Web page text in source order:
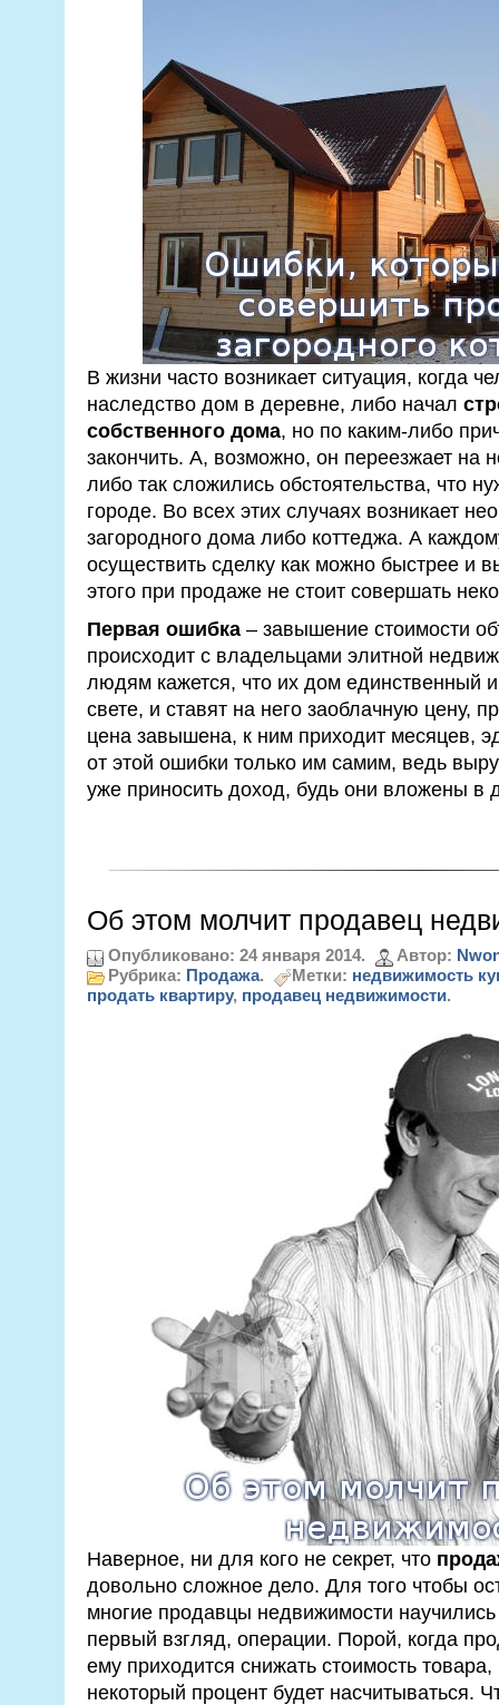
В жизни часто возникает ситуация, когда
наследство дом в деревне, либо начал
собственного дома, но по каким-либо
закончить. А, возможно, он переезжает на
либо так сложились обстоятельства, что
городе. Во всех этих случаях возникает
загородного дома либо коттеджа. А
осуществить сделку как можно быстрее и
этого при продаже не стоит совершать
Первая ошибка– завышение стоимости
происходит с владельцами элитной
людям кажется, что их дом единственный
свете, и ставят на него заоблачную цену,
цена завышена, к ним приходит месяцев,
от этой ошибки только им самим, ведь
уже приносить доход, будь они вложены в
Об этом молчит продавец
Опубликовано: 24 января 2014. Автор:
Рубрика: Продажа. Метки: недвижимость
продать квартиру, продавец недвижимости.
Наверное, ни для кого не секрет, что
довольно сложное дело. Для того чтобы
многие продавцы недвижимости
первый взгляд, операции. Порой, когда
ему приходится снижать стоимость
некоторый процент будет насчитываться.